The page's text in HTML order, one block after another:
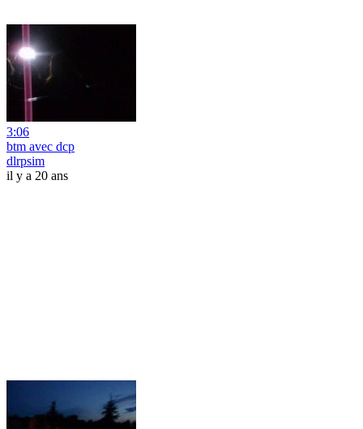
3:06
btm avec dcp
dlrpsim
il y a 20 ans